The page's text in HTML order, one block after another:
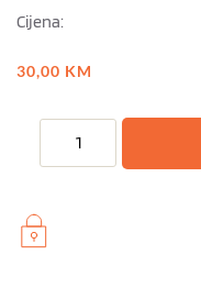
Cijena:
30,00 KM